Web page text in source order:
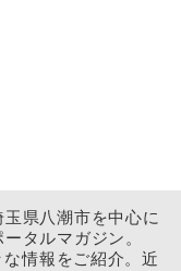
玉県八潮市を中心に
タルマガジン。
情報をご紹介。近